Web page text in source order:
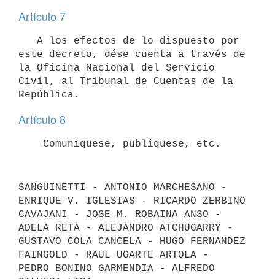
Artículo 7
este decreto, dése cuenta a través de
la Oficina Nacional del Servicio
Civil, al Tribunal de Cuentas de la
Artículo 8
SANGUINETTI - ANTONIO MARCHESANO -
ENRIQUE V. IGLESIAS - RICARDO ZERBINO
CAVAJANI - JOSE M. ROBAINA ANSO -
ADELA RETA - ALEJANDRO ATCHUGARRY -
GUSTAVO COLA CANCELA - HUGO FERNANDEZ
FAINGOLD - RAUL UGARTE ARTOLA -
PEDRO BONINO GARMENDIA - ALFREDO